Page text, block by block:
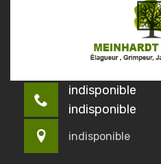
indisponible
indisponible
indisponible